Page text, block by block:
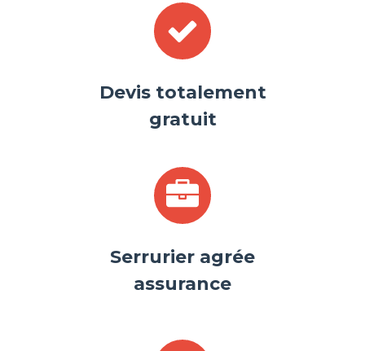
Devis totalement
gratuit
Serrurier agrée
assurance